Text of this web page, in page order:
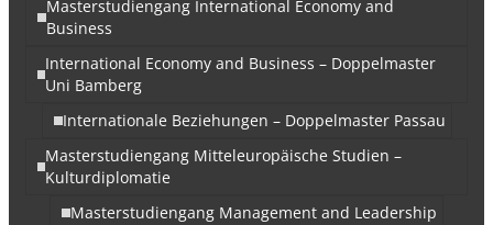
Masterstudiengang International Economy and
Business
International Economy and Business – Doppelmaster
Uni Bamberg
Internationale Beziehungen – Doppelmaster Passau
Masterstudiengang Mitteleuropäische Studien –
Kulturdiplomatie
Masterstudiengang Management and Leadership